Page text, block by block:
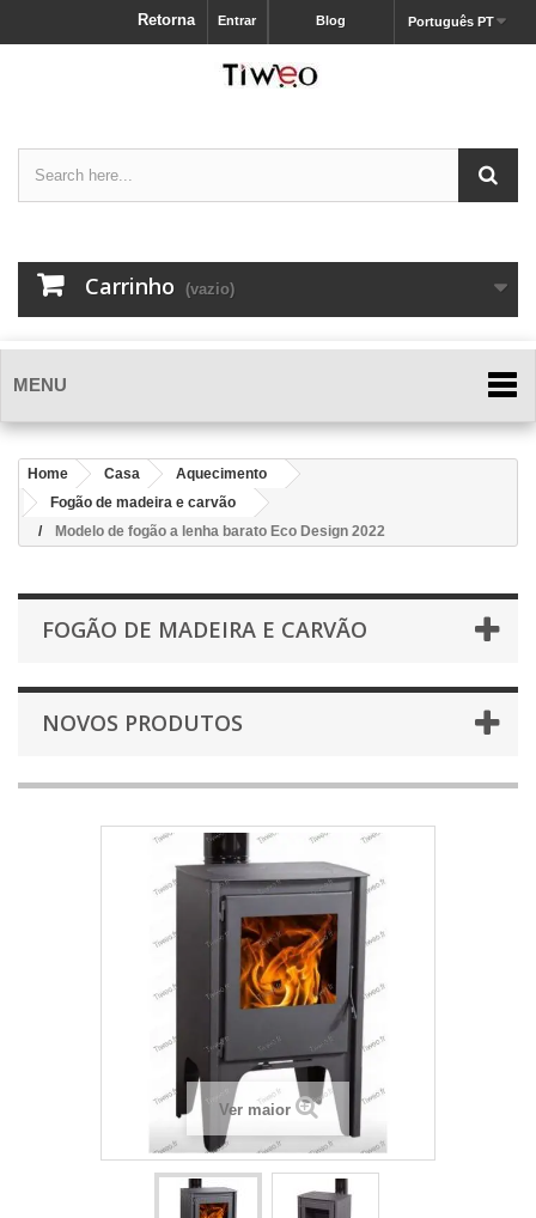
Português PT
Blog
Entrar
Retorna
Carrinho (vazio)
MENU
Home Casa
Aquecimento
Fogão de madeira e carvão
Modelo de fogão a lenha barato Eco Design 2022
FOGÃO DE MADEIRA E CARVÃO
NOVOS PRODUTOS
Ver maior